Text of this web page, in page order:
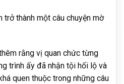
thành một câu chuyện mờ
rằng vị quan chức từng
trình ấy đã nhận tội hối lộ và
quen thuộc trong những câu